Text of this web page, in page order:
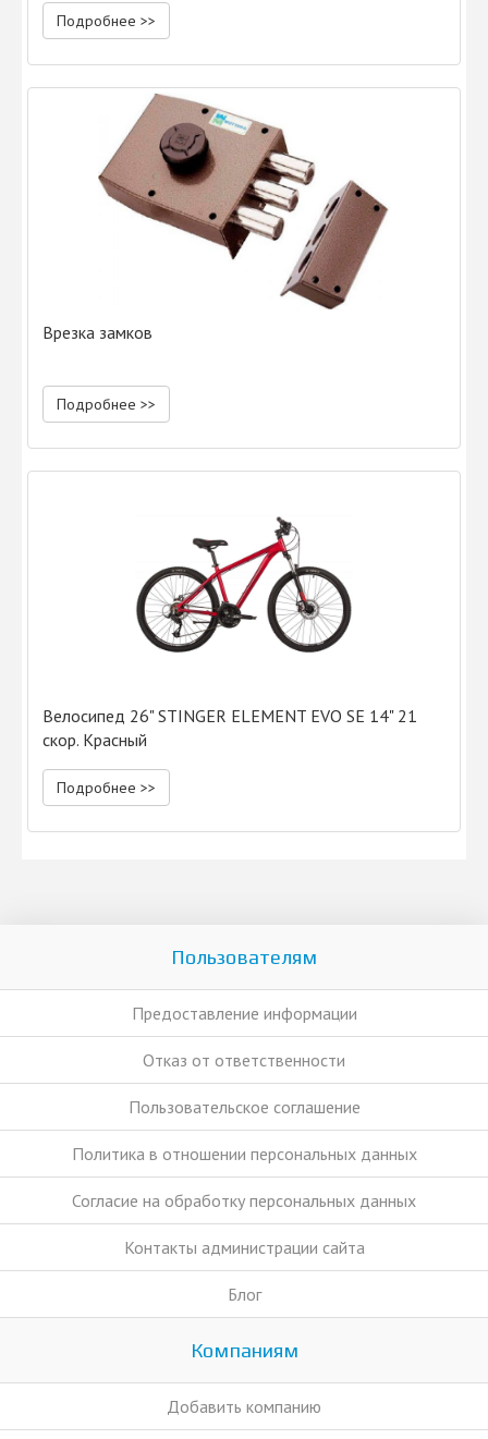
Подробнее >>
Врезка замков
Подробнее >>
Велосипед 26" STINGER ELEMENT EVO SE 14" 21
скор. Красный
Подробнее >>
Пользователям
Предоставление информации
Отказ от ответственности
Пользовательское соглашение
Политика в отношении персональных данных
Согласие на обработку персональных данных
Контакты администрации сайта
Блог
Компаниям
Добавить компанию